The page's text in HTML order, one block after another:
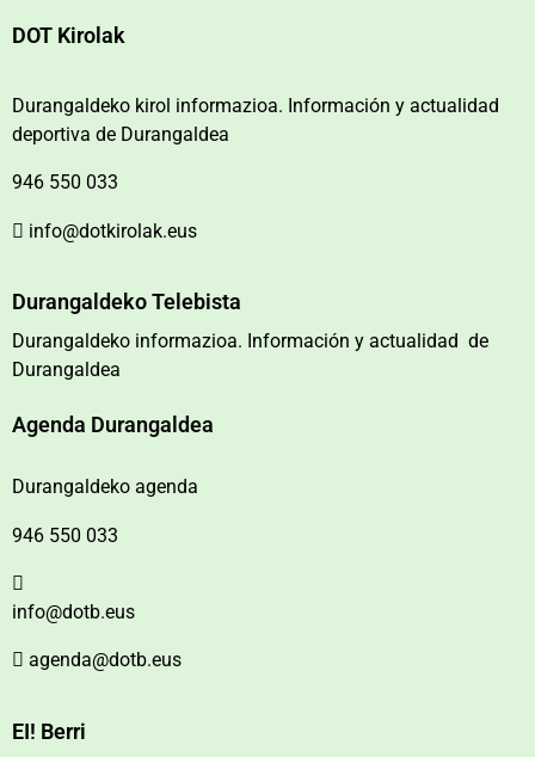
DOT Kirolak
Durangaldeko kirol informazioa. Información y actualidad
deportiva de Durangaldea
946 550 033
info@dotkirolak.eus
Durangaldeko Telebista
Durangaldeko informazioa. Información y actualidad de
Durangaldea
Agenda Durangaldea
Durangaldeko agenda
946 550 033
info@dotb.eus
agenda@dotb.eus
EI! Berri